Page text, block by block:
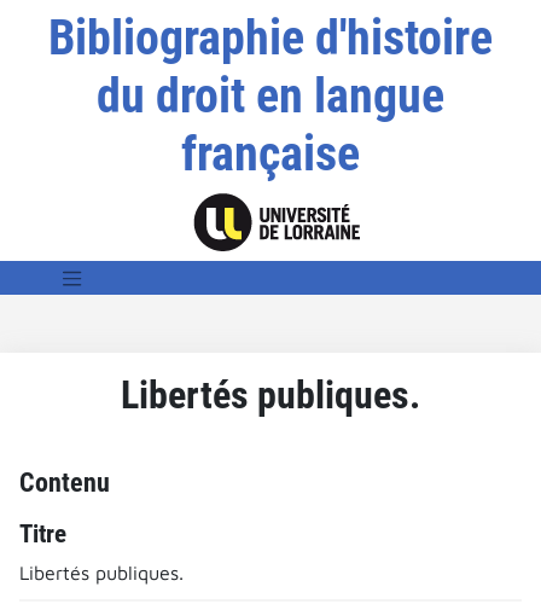
Bibliographie d'histoire
du droit en langue
française
Libertés publiques.
Contenu
Titre
Libertés publiques.